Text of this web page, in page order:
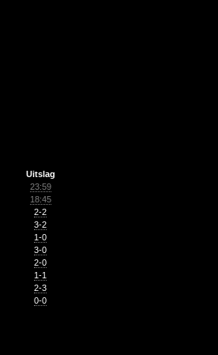
Uitslag
23:59
18:45
2-2
3-2
1-0
3-0
2-0
1-1
2-3
0-0